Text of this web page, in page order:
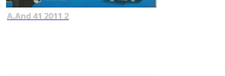
A.And 41 2011 2